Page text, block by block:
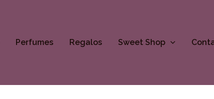
Perfumes Regalos Sweet Shop